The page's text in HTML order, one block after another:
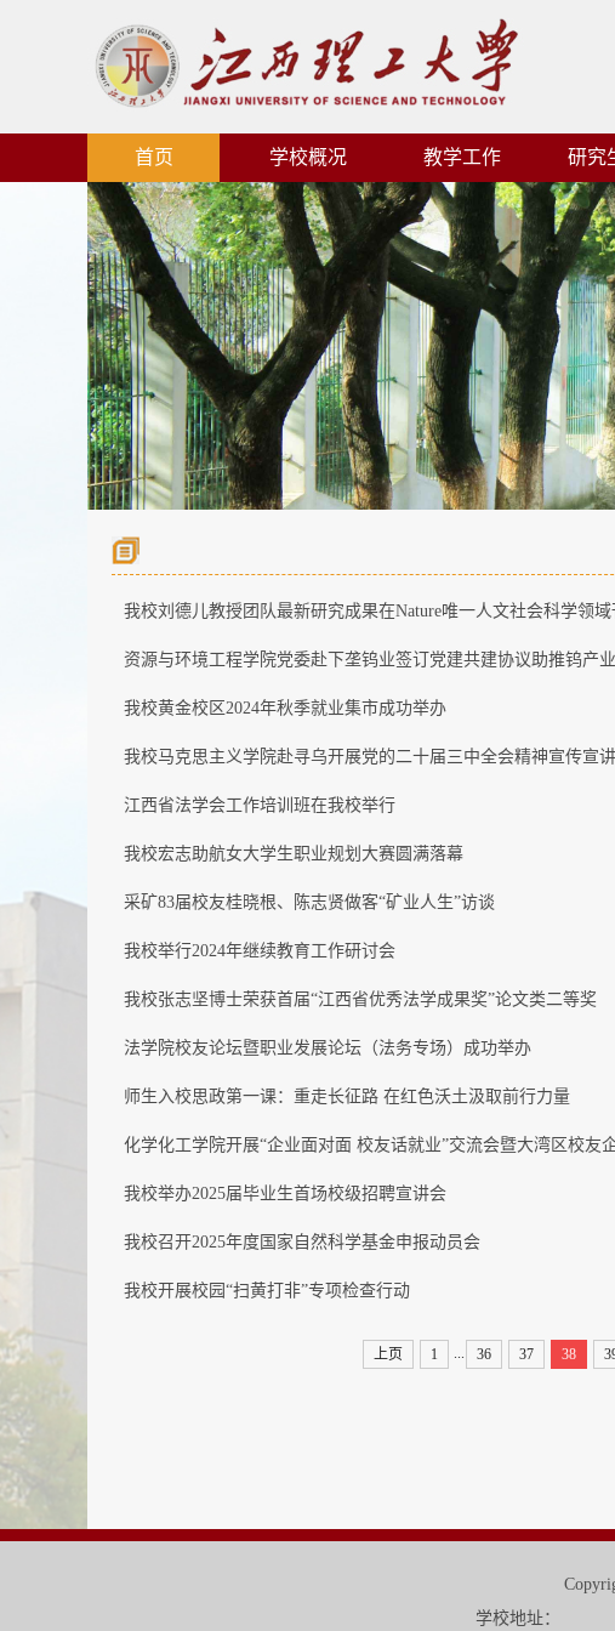
首页 学校概况 教学工作 研究
我校刘德儿教授团队最新研究成果在Nature唯一人文社会科学领
资源与环境工程学院党委赴下垄钨业签订党建共建协议助推钨产
我校黄金校区2024年秋季就业集市成功举办
我校马克思主义学院赴寻乌开展党的二十届三中全会精神宣传宣
江西省法学会工作培训班在我校举行
我校宏志助航女大学生职业规划大赛圆满落幕
采矿83届校友桂晓根、陈志贤做客“矿业人生”访谈
我校举行2024年继续教育工作研讨会
我校张志坚博士荣获首届“江西省优秀法学成果奖”论文类二等奖
法学院校友论坛暨职业发展论坛（法务专场）成功举办
师生入校思政第一课：重走长征路 在红色沃土汲取前行力量
化学化工学院开展“企业面对面 校友话就业”交流会暨大湾区校友
我校举办2025届毕业生首场校级招聘宣讲会
我校召开2025年度国家自然科学基金申报动员会
我校开展校园“扫黄打非”专项检查行动
上页 1 36 37 38
学校地址：